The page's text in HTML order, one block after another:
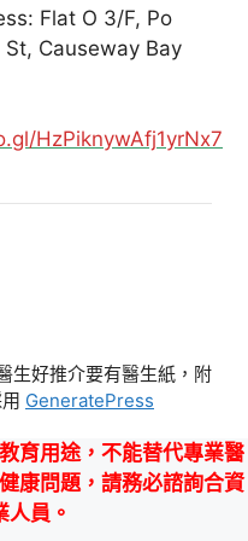
Flat O 3/F, Po
Causeway Bay
HzPiknywAfj1yrNx7
生好推介要有醫生紙，附
GeneratePress
育用途，不能替代專業醫
康問題，請務必諮詢合資
人員。